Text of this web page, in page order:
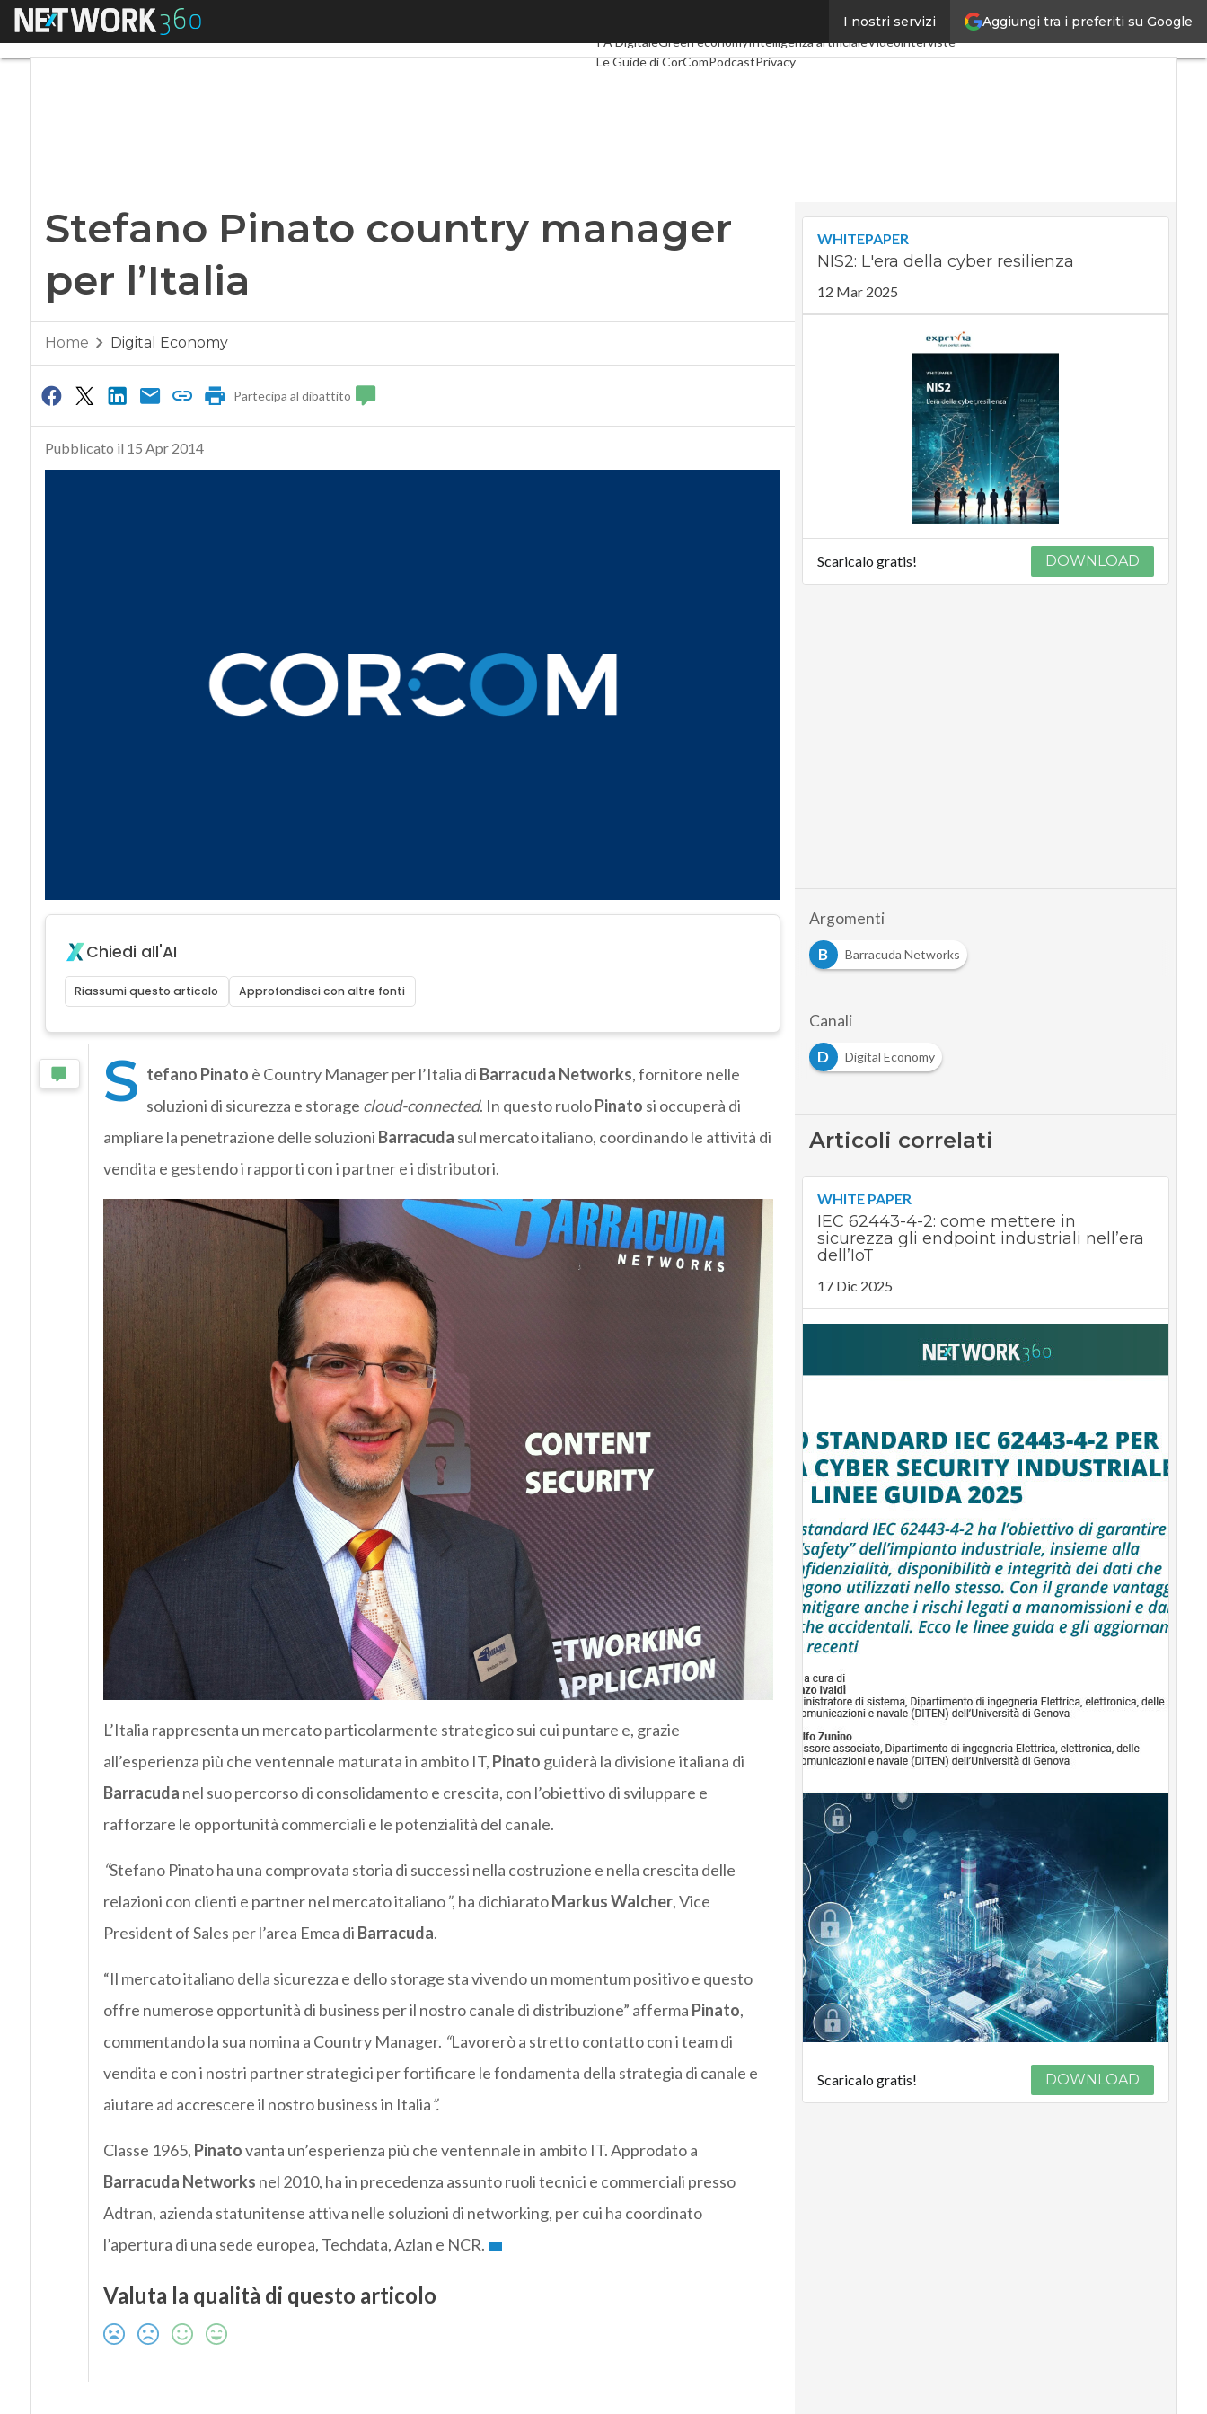
Aggiungi tra i preferiti su Google
I nostri servizi
Menu Industria 4.0SpacEconomy
PA DigitaleGreen economyIntelligenza artificialeVideointerviste
Le Guide di CorComPodcastPrivacy
Stefano Pinato country manager
per l’Italia
Home Digital Economy
Partecipa al dibattito
Pubblicato il 15 Apr 2014
Chiedi all'AI
Riassumi questo articolo Approfondisci con altre fonti
S tefano Pinato è Country Manager per l’Italia di Barracuda Networks, fornitore nelle
soluzioni di sicurezza e storage cloud-connected. In questo ruoloPinato si occuperà di
ampliare la penetrazione delle soluzioni Barracuda sul mercato italiano, coordinando le attività di
vendita e gestendo i rapporti con i partner e i distributori.
L’Italia rappresenta un mercato particolarmente strategico sui cui puntare e, grazie
all’esperienza più che ventennale maturata in ambito IT, Pinato guiderà la divisione italiana di
Barracuda nel suo percorso di consolidamento e crescita, con l’obiettivo di sviluppare e
rafforzare le opportunità commerciali e le potenzialità del canale.
“Stefano Pinato ha una comprovata storia di successi nella costruzione e nella crescita delle
relazioni con clienti e partner nel mercato italiano”, ha dichiaratoMarkus Walcher, Vice
President of Sales per l’area Emea di Barracuda.
“Il mercato italiano della sicurezza e dello storage sta vivendo un momentum positivo e questo
offre numerose opportunità di business per il nostro canale di distribuzione” afferma Pinato,
commentando la sua nomina a Country Manager. “Lavorerò a stretto contatto con i team di
vendita e con i nostri partner strategici per fortificare le fondamenta della strategia di canale e
aiutare ad accrescere il nostro business in Italia”.
Classe 1965, Pinatovanta un’esperienza più che ventennale in ambito IT. Approdato a
Barracuda Networks nel 2010, ha in precedenza assunto ruoli tecnici e commerciali presso
Adtran, azienda statunitense attiva nelle soluzioni di networking, per cui ha coordinato
l’apertura di una sede europea, Techdata, Azlan e NCR.
Valuta la qualità di questo articolo
WHITEPAPER
NIS2: L'era della cyber resilienza
12 Mar 2025
Scaricalo gratis! DOWNLOAD
Argomenti
B
Barracuda Networks
Canali
D
Digital Economy
Articoli correlati
WHITE PAPER
IEC 62443-4-2: come mettere in
sicurezza gli endpoint industriali nell’era
dell’IoT
17 Dic 2025
Scaricalo gratis! DOWNLOAD